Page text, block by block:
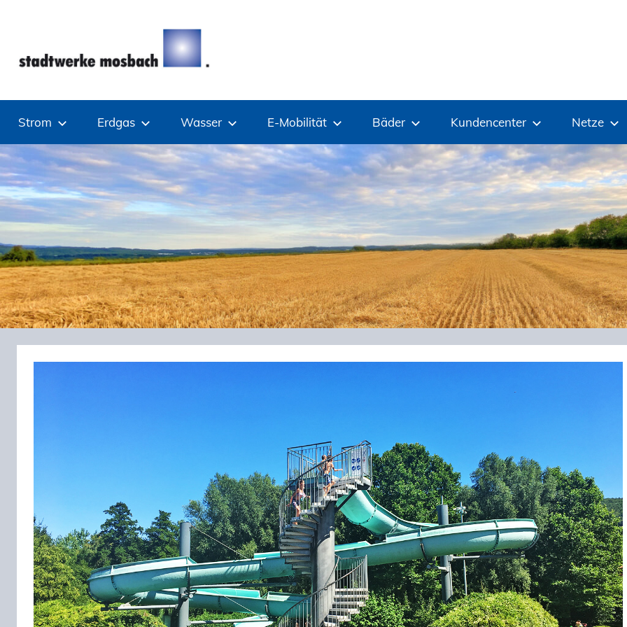
springen
Stadtwerke
Mosbach
Strom Erdgas Wasser E-Mobilität Bäder Kundencenter Netze